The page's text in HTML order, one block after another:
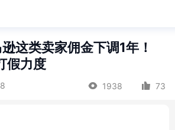
这类卖家佣金下调1年！
假力度
1938 73